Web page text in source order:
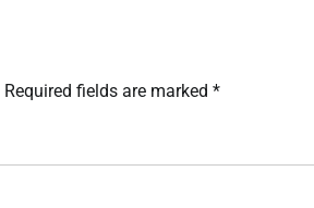
Required fields are marked *